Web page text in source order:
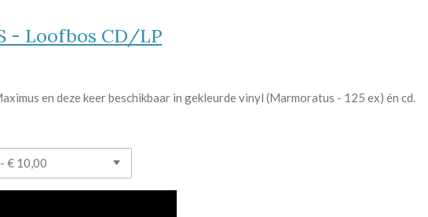
- Loofbos CD/LP
en deze keer beschikbaar in gekleurde vinyl (Marmoratus - 125 ex) én cd.